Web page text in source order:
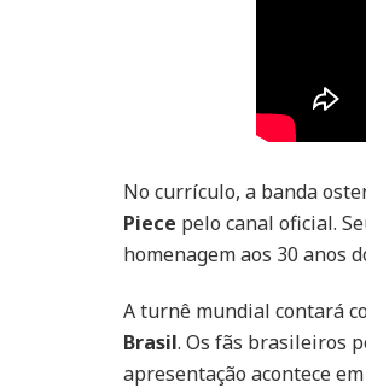
No currículo, a banda
Piece pelo canal oficial.
homenagem aos 30 anos
A turnê mundial contará
Brasil. Os fãs brasileiros
apresentação acontece em